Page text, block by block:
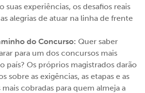
suas experiências, os desafios reais
alegrias de atuar na linha de frente
do Concurso: Quer saber
para um dos concursos mais
país? Os próprios magistrados darão
sobre as exigências, as etapas e as
cobradas para quem almeja a